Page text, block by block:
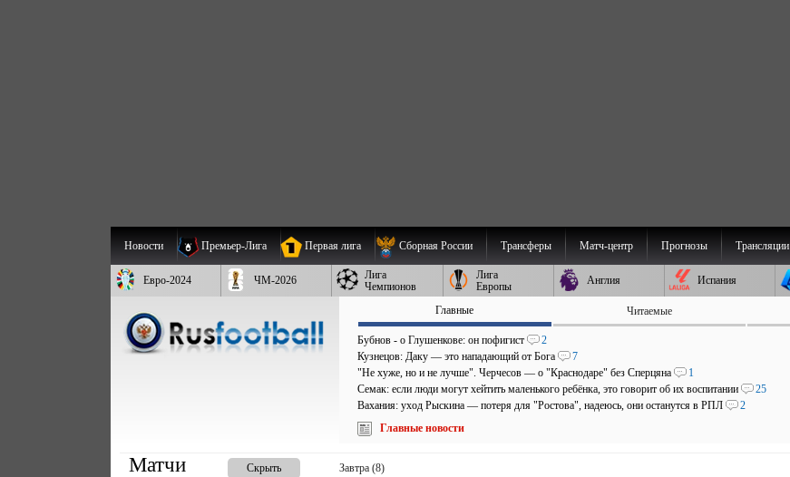
Новости Премьер-Лига Первая лига Сборная России Трансферы Матч-центр Прогнозы Трансляции
Евро-2024 ЧМ-2026
Лига
Чемпионов
Лига
Европы
Англия Испания
Главные Читаемые
Бубнов - о Глушенкове: он пофигист
2
Кузнецов: Даку — это нападающий от Бога
7
"Не хуже, но и не лучше". Черчесов — о "Краснодаре" без Сперцяна
1
Семак: если люди могут хейтить маленького ребёнка, это говорит об их воспитании
25
Вахания: уход Рыскина — потеря для "Ростова", надеюсь, они останутся в РПЛ
2
Главные новости
Матчи Скрыть Завтра (8)